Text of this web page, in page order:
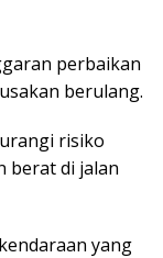
perbaikan
berulang.
risiko
berat di jalan
yang